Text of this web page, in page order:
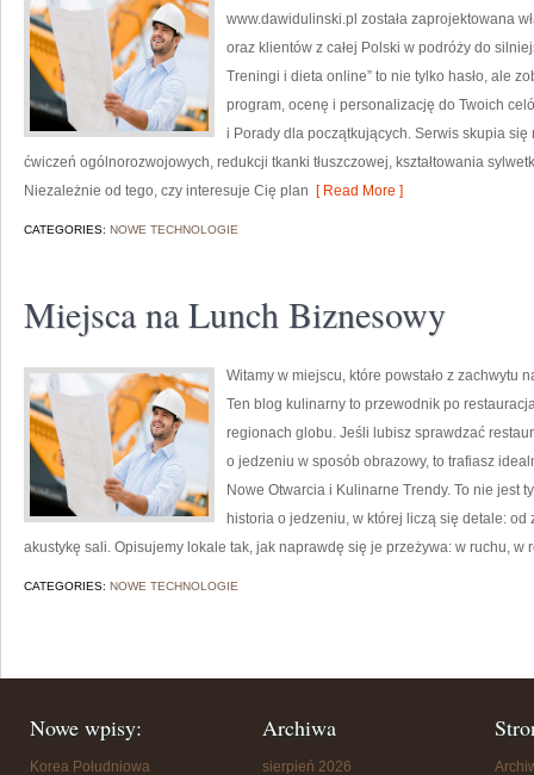
www.dawidulinski.pl została zaprojektowana
oraz klientów z całej Polski w podróży do
Treningi i dieta online” to nie tylko hasło, ale
program, ocenę i personalizację do Twoich
i Porady dla początkujących. Serwis skupia
ćwiczeń ogólnorozwojowych, redukcji tkanki tłuszczowej, kształtowania
Niezależnie od tego, czy interesuje Cię plan [ Read More ]
CATEGORIES: NOWE TECHNOLOGIE
Miejsca na Lunch Biznesowy
Witamy w miejscu, które powstało z zachwytu
Ten blog kulinarny to przewodnik po
regionach globu. Jeśli lubisz sprawdzać
o jedzeniu w sposób obrazowy, to trafiasz
Nowe Otwarcia i Kulinarne Trendy. To nie jest
historia o jedzeniu, w której liczą się detale:
akustykę sali. Opisujemy lokale tak, jak naprawdę się je przeżywa: w ruchu, w
CATEGORIES: NOWE TECHNOLOGIE
Nowe wpisy:
Korea Południowa
Archiwa
sierpień 2026